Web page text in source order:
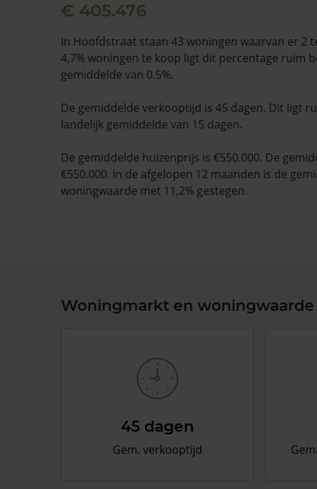
€ 405.476
In Hoofdstraat staan 43 woningen waarvan er 2
4,7% woningen te koop ligt dit percentage ruim
gemiddelde van 0.5%.
De gemiddelde verkooptijd is 45 dagen. Dit ligt
landelijk gemiddelde van 15 dagen.
De gemiddelde huizenprijs is €550.000. De
€550.000. In de afgelopen 12 maanden is de
woningwaarde met 11,2% gestegen.
Woningmarkt en woningwaarde
45 dagen
Gem. verkooptijd